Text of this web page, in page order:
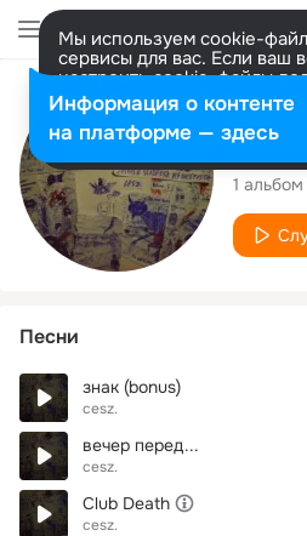
Мы используем cookie-
сервисы для вас. Если ваш
настроить cookie-файлы
представитель. Больше
Разрешить все
cesz.
1 альбом
Песни
знак (bonus)
cesz.
вечер перед...
cesz.
Club Death
cesz.
Информация о контенте
на платформе — здесь